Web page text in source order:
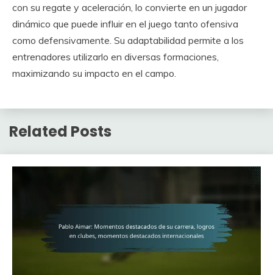
con su regate y aceleración, lo convierte en un jugador
dinámico que puede influir en el juego tanto ofensiva
como defensivamente. Su adaptabilidad permite a los
entrenadores utilizarlo en diversas formaciones,
maximizando su impacto en el campo.
Related Posts